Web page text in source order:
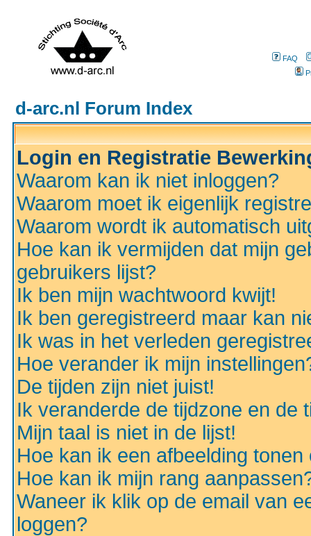
FAQ
d-arc.nl Forum Index
Login en Registratie
Waarom kan ik niet inloggen?
Waarom moet ik eigenlijk
Waarom wordt ik automatisch
Hoe kan ik vermijden dat mijn
gebruikers lijst?
Ik ben mijn wachtwoord kwijt!
Ik ben geregistreerd maar kan
Ik was in het verleden
Hoe verander ik mijn
De tijden zijn niet juist!
Ik veranderde de tijdzone en de
Mijn taal is niet in de lijst!
Hoe kan ik een afbeelding
Hoe kan ik mijn rang
Waneer ik klik op de email van
loggen?